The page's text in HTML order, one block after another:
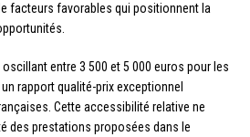
facteurs favorables qui positionnent la
entre 3 500 et 5 000 euros pour les
rapport qualité-prix exceptionnel
Cette accessibilité relative ne
des prestations proposées dans le